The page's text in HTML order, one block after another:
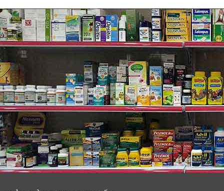
✓Hỗ trợ sức khoẻ não, tăng cường trí nhớ, khả năng
nhận thức.
✓Bảo vệ sức khoẻ đôi mắt, tăng cường chức năng thị
lực.
✓Nâng đỡ sức khỏe của các tế bào tổng thể.